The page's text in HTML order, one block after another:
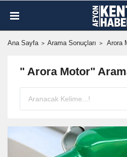
Ana Sayfa Arama Sonuçları Arora
" Arora Motor"